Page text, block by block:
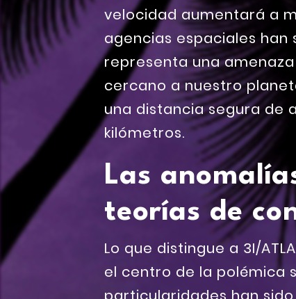
velocidad aumentará a
agencias espaciales han
representa una
cercano a nuestro
una distancia segura de
kilómetros.
Las
teorías de
Lo que distingue a 3I/
el centro de la polémica